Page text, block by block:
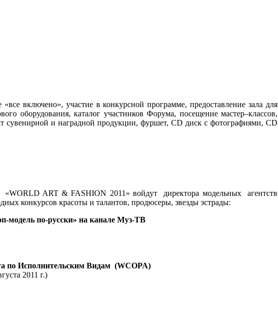
включено», участие в конкурсной программе, предоставление зала для
оборудования, каталог участников Форума, посещение мастер–классов,
сувенирной и наградной продукции, фуршет, CD диск с фотографиями, CD
ART & FASHION 2011» войдут директора модельных агентств
конкурсов красоты и талантов, продюсеры, звезды эстрады:
модель по-русски» на канале Муз-ТВ
по Исполнительским Видам (WCOPA)
2011 г.)